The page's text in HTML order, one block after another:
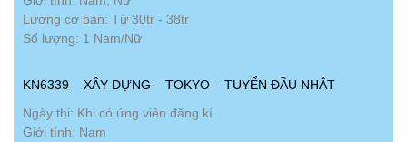
Lương cơ bản: Từ 30tr - 38tr
Số lượng: 1 Nam/Nữ
KN6339 – XÂY DỰNG – TOKYO – TUYỂN ĐẦU NHẬT
Ngày thi: Khi có ứng viên đăng kí
Giới tính: Nam